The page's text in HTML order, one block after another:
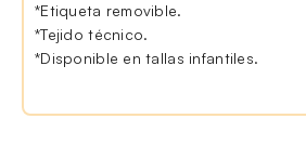
*Etiqueta removible.
*Tejido técnico.
*Disponible en tallas infantiles.